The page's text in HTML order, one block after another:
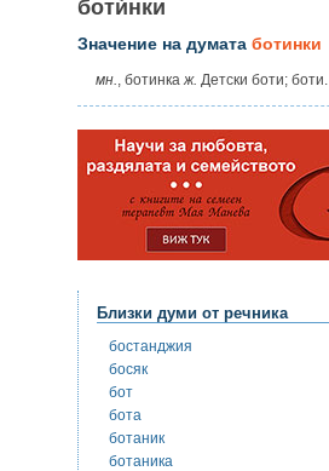
ботѝнки
Значение на думата ботинки
мн., ботинкаж. Детски боти; боти.
Близки думи от речника
бостанджия
босяк
бот
бота
ботаник
ботаника